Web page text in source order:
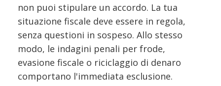
non puoi stipulare un accordo. La tua
situazione fiscale deve essere in regola,
senza questioni in sospeso. Allo stesso
modo, le indagini penali per frode,
evasione fiscale o riciclaggio di denaro
comportano l'immediata esclusione.